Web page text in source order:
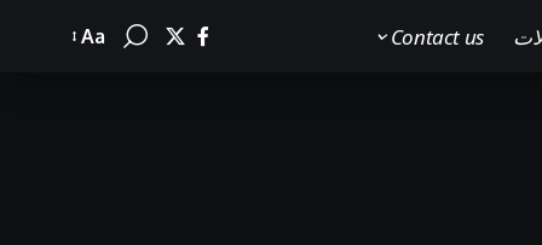
Contact us
Font
Aa